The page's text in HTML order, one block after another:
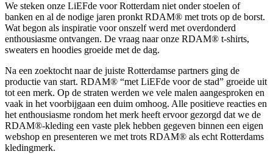
We steken onze LiEFde voor Rotterdam niet onder stoelen of
banken en al de nodige jaren pronkt RDAM® met trots op de borst.
Wat begon als inspiratie voor onszelf werd met overdonderd
enthousiasme ontvangen. De vraag naar onze RDAM® t-shirts,
sweaters en hoodies groeide met de dag.
Na een zoektocht naar de juiste Rotterdamse partners ging de
productie van start. RDAM® “met LiEFde voor de stad” groeide uit
tot een merk. Op de straten werden we vele malen aangesproken en
vaak in het voorbijgaan een duim omhoog. Alle positieve reacties en
het enthousiasme rondom het merk heeft ervoor gezorgd dat we de
RDAM®-kleding een vaste plek hebben gegeven binnen een eigen
webshop en presenteren we met trots RDAM® als echt Rotterdams
kledingmerk.